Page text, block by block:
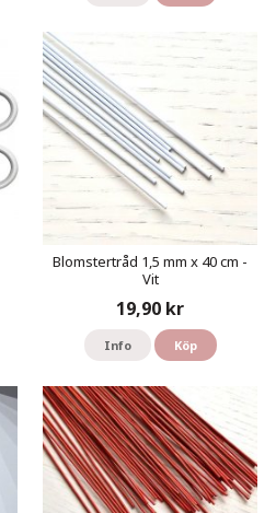
Blomstertråd 1,5 mm x 40 cm -
Vit
19,90 kr
Info Köp